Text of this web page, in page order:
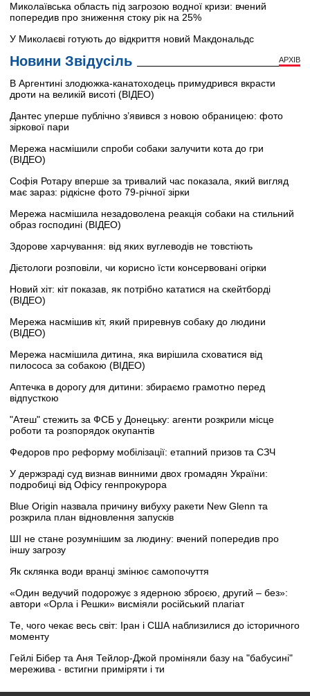
Миколаївська область під загрозою водної кризи: вчений
попередив про зниження стоку рік на 25%
У Миколаєві готують до відкриття новий Макдональдс
Новини Звідусіль АРХІВ
В Аргентині злодюжка-канатоходець примудрився вкрасти
дроти на великій висоті (ВІДЕО)
Дантес уперше публічно з’явився з новою обраницею: фото
зіркової пари
Мережа насмішили спроби собаки залучити кота до гри
(ВІДЕО)
Софія Ротару вперше за тривалий час показала, який вигляд
має зараз: рідкісне фото 79-річної зірки
Мережа насмішила незадоволена реакція собаки на стильний
образ господині (ВІДЕО)
Здорове харчування: від яких вуглеводів не товстіють
Дієтологи розповіли, чи корисно їсти консервовані огірки
Новий хіт: кіт показав, як потрібно кататися на скейтборді
(ВІДЕО)
Мережа насмішив кіт, який приревнув собаку до людини
(ВІДЕО)
Мережа насмішила дитина, яка вирішила сховатися від
пилососа за собакою (ВІДЕО)
Аптечка в дорогу для дитини: збираємо грамотно перед
відпусткою
"Атеш" стежить за ФСБ у Донецьку: агенти розкрили місце
роботи та розпорядок окупантів
Федоров про реформу мобілізації: етапний призов та СЗЧ
У держзраді суд визнав винними двох громадян України:
подробиці від Офісу генпрокурора
Blue Origin назвала причину вибуху ракети New Glenn та
розкрила план відновлення запусків
ШІ не стане розумнішим за людину: вчений попередив про
іншу загрозу
Як склянка води вранці змінює самопочуття
«Один ведучий подорожує з ядерною зброєю, другий – без»:
автори «Орла і Решки» висміяли російський плагіат
Те, чого чекає весь світ: Іран і США наблизилися до історичного
моменту
Гейлі Бібер та Аня Тейлор-Джой проміняли базу на "бабусині"
мережива - встигни приміряти і ти